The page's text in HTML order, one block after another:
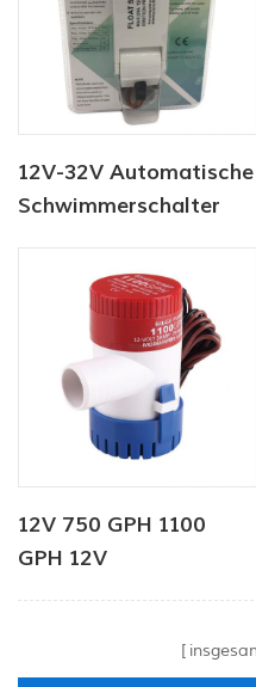
12V-32V Automatische
Schwimmerschalter
Bilgepumpe
12V 750 GPH 1100
GPH 12V